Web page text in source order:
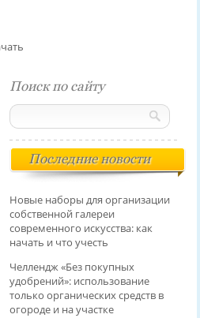
Поиск по сайту
Последние новости
Новые наборы для организации
собственной галереи
современного искусства: как
начать и что учесть
Челлендж «Без покупных
удобрений»: использование
только органических средств в
огороде и на участке